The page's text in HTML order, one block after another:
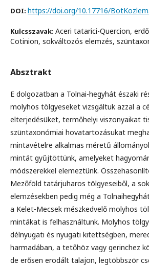
DOI: https://doi.org/10.17716/
Kulcsszavak: Aceri tatarici-Quercion,
Cotinion, sokváltozós elemzés,
Absztrakt
E dolgozatban a Tolnai-hegyhát északi
molyhos tölgyeseket vizsgáltuk azzal a
elterjedésüket, termőhelyi viszonyaikat
szüntaxonómiai hovatartozásukat
mintavételre alkalmas méretű
mintát gyűjtöttünk, amelyeket
módszerekkel elemeztünk.
Mezőföld tatárjuharos tölgyeseiből, a
elemzésekben pedig még a
a Kelet-Mecsek mészkedvelő molyhos
mintákat is felhasználtunk. Molyhos
délnyugati és nyugati kitettségben,
harmadában, a tetőhöz vagy gerinchez
de erősen erodált talajon, legtöbbször